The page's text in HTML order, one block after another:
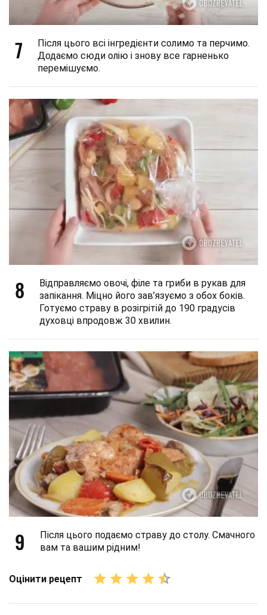
7
Після цього всі інгредієнти солимо та перчимо.
Додаємо сюди олію і знову все гарненько
перемішуємо.
8
Відправляємо овочі, філе та гриби в рукав для
запікання. Міцно його зав’язуємо з обох боків.
Готуємо страву в розігрітій до 190 градусів
духовці впродовж 30 хвилин.
9
Після цього подаємо страву до столу. Смачного
вам та вашим рідним!
Оцінити рецепт